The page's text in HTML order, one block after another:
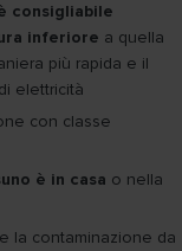
consigliabile
inferiore a quella
più rapida e il
elettricità
con classe
è in casa o nella
la contaminazione da